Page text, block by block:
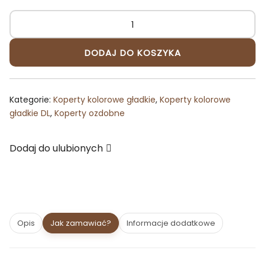
ilość
jasnozielona
matowa
DODAJ DO KOSZYKA
Kategorie: Koperty kolorowe gładkie, Koperty kolorowe
gładkie DL, Koperty ozdobne
Dodaj do ulubionych
Opis Jak zamawiać? Informacje dodatkowe